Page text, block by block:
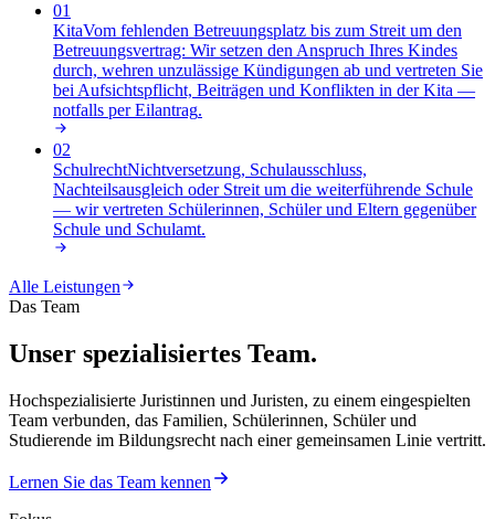
01
KitaVom fehlenden Betreuungsplatz bis zum Streit um den
Betreuungsvertrag: Wir setzen den Anspruch Ihres Kindes
durch, wehren unzulässige Kündigungen ab und vertreten Sie
bei Aufsichtspflicht, Beiträgen und Konflikten in der Kita —
notfalls per Eilantrag.
02
SchulrechtNichtversetzung, Schulausschluss,
Nachteilsausgleich oder Streit um die weiterführende Schule
— wir vertreten Schülerinnen, Schüler und Eltern gegenüber
Schule und Schulamt.
Alle Leistungen
Das Team
Unser spezialisiertes Team.
Hochspezialisierte Juristinnen und Juristen, zu einem eingespielten
Team verbunden, das Familien, Schülerinnen, Schüler und
Studierende im Bildungsrecht nach einer gemeinsamen Linie vertritt.
Lernen Sie das Team kennen